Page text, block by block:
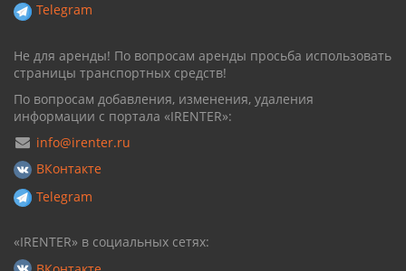
Telegram
Не для аренды! По вопросам аренды просьба использовать
страницы транспортных средств!
По вопросам добавления, изменения, удаления
информации с портала «IRENTER»:
info@irenter.ru
ВКонтакте
Telegram
«IRENTER» в социальных сетях: